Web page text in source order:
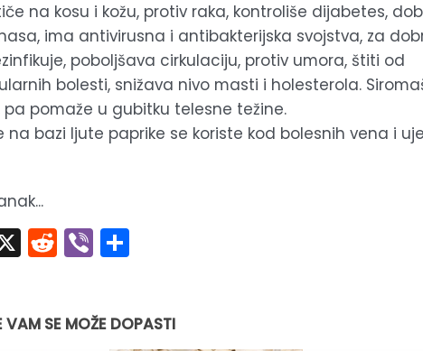
na kosu i kožu, protiv raka, kontroliše dijabetes,
ima antivirusna i antibakterijska svojstva, za
poboljšava cirkulaciju, protiv umora, štiti od
bolesti, snižava nivo masti i holesterola.
pa pomaže u gubitku telesne težine.
na bazi ljute paprike se koriste kod bolesnih vena i
X Reddit
Viber
VAM SE MOŽE DOPASTI